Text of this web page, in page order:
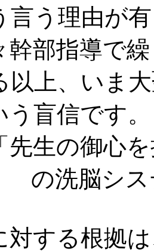
言う理由が
幹部指導で
以上、いま
盲信です。
生の御心
の洗脳シス
対する根拠